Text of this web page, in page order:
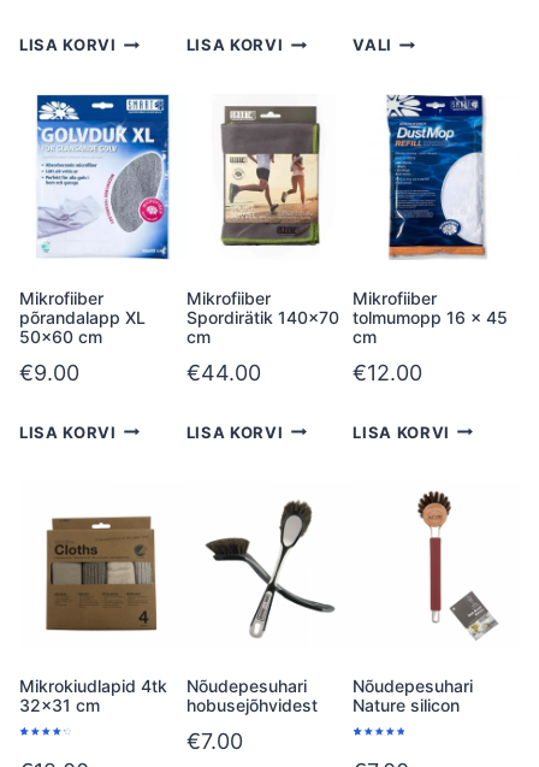
LISA KORVI LISA KORVI VALI
Mikrofiiber
põrandalapp XL
50×60 cm
€9.00
LISA KORVI
Mikrofiiber
Spordirätik 140×70
cm
€44.00
LISA KORVI
Mikrofiiber
tolmumopp 16 x 45
cm
€12.00
LISA KORVI
Mikrokiudlapid 4tk
32×31 cm
Nõudepesuhari
hobusejõhvidest
€7.00
Nõudepesuhari
Nature silicon